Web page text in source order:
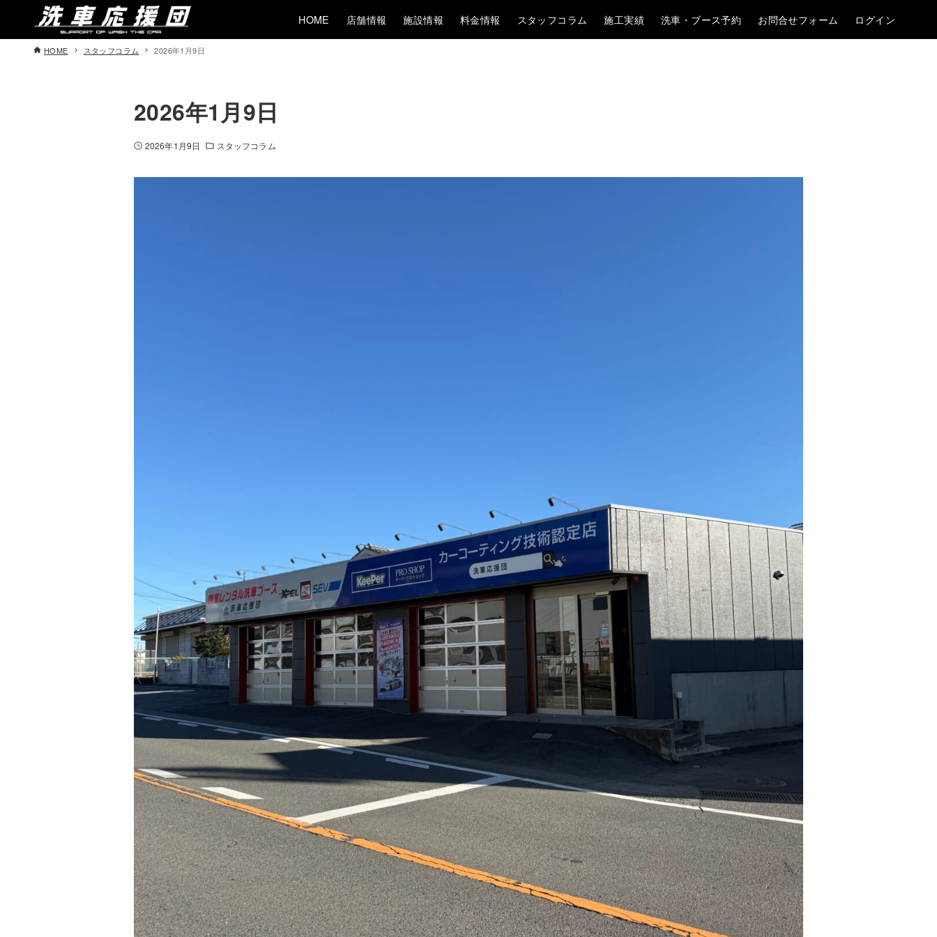
HOME 店舗情報 施設情報 料金情報 スタッフコラム 施工実績 洗車・ブース予約 お問合せフォーム ログイン
HOME スタッフコラム 2026年1月9日
2026年1月9日
2026年1月9日 スタッフコラム